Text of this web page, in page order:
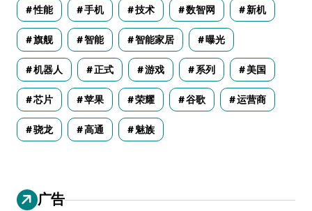
性能 手机 技术 数智网 新机
旗舰 智能 智能家居 曝光
机器人 正式 游戏 系列 美国
芯片 苹果 荣耀 谷歌 运营商
骁龙 高通 魅族
广告